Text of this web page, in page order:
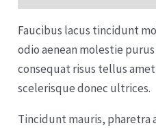
Faucibus lacus tincidunt
odio aenean molestie
consequat risus tellus
scelerisque donec ultrices.
Tincidunt mauris, pharetra